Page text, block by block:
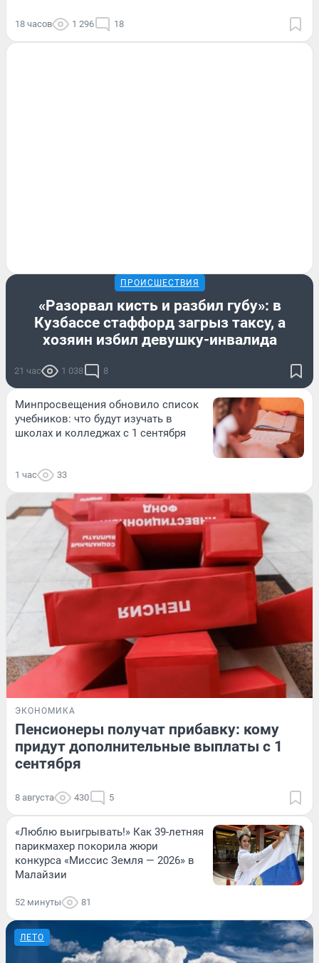
18 часов 1 296 18
ПРОИСШЕСТВИЯ
«Разорвал кисть и разбил губу»: в
Кузбассе стаффорд загрыз таксу, а
хозяин избил девушку-инвалида
21 час 1 038 8
Минпросвещения обновило список
учебников: что будут изучать в
школах и колледжах с 1 сентября
1 час 33
ЭКОНОМИКА
Пенсионеры получат прибавку: кому
придут дополнительные выплаты с 1
сентября
8 августа 430 5
«Люблю выигрывать!» Как 39-летняя
парикмахер покорила жюри
конкурса «Миссис Земля — 2026» в
Малайзии
52 минуты 81
ЛЕТО